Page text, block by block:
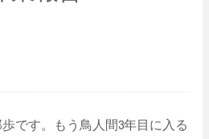
です。もう鳥人間3年目に入る